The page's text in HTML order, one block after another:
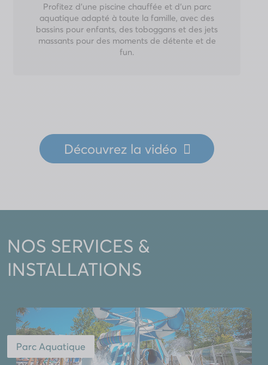
Profitez d'une piscine chauffée et d'un parc
aquatique adapté à toute la famille, avec des
bassins pour enfants, des toboggans et des jets
massants pour des moments de détente et de
fun.
Découvrez la vidéo
NOS SERVICES &
INSTALLATIONS
Parc Aquatique